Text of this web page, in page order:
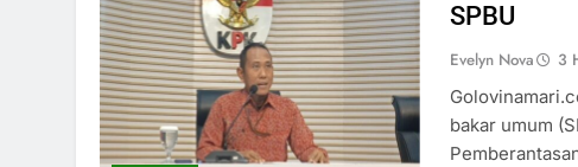
SPBU
Evelyn Nova 3
bakar umum